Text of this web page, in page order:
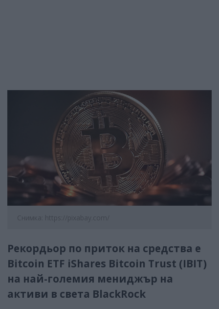
Снимка: https://pixabay.com/
Рекордьор по приток на средства е
Bitcoin ETF iShares Bitcoin Trust (IBIT)
на най-големия мениджър на
активи в света BlackRock